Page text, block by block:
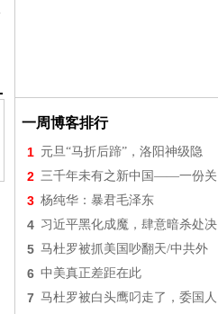
一周博客排行
1 元旦“马折后蹄”，洛阳神级隐
2 三千年未有之新中国——一份关
3 杨纯华：暴君毛泽东
4 习近平黑化成魔，肆意暗杀处决
5 马杜罗被抓美国吵翻天/中共外
6 中美真正差距在此
7 马杜罗被白头鹰叼走了，委国人